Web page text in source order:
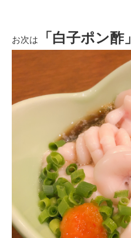
お次は 「白子ポン酢」